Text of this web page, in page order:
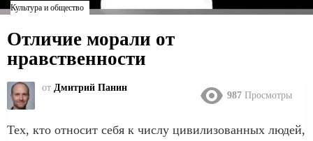
Культура и общество
Отличие морали от
нравственности
от Дмитрий Панин
987 Просмотры
Тех, кто относит себя к числу цивилизованных людей,